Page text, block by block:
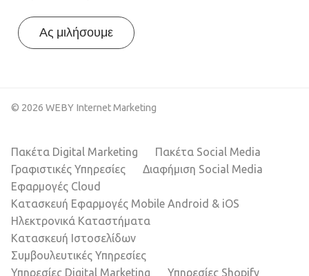
Ας μιλήσουμε
© 2026 WEBY Internet Marketing
Πακέτα Digital Marketing
Πακέτα Social Media
Γραφιστικές Υπηρεσίες
Διαφήμιση Social Media
Εφαρμογές Cloud
Κατασκευή Εφαρμογές Mobile Android & iOS
Ηλεκτρονικά Καταστήματα
Κατασκευή Ιστοσελίδων
Συμβουλευτικές Υπηρεσίες
Υπηρεσίες Digital Marketing
Υπηρεσίες Shopify